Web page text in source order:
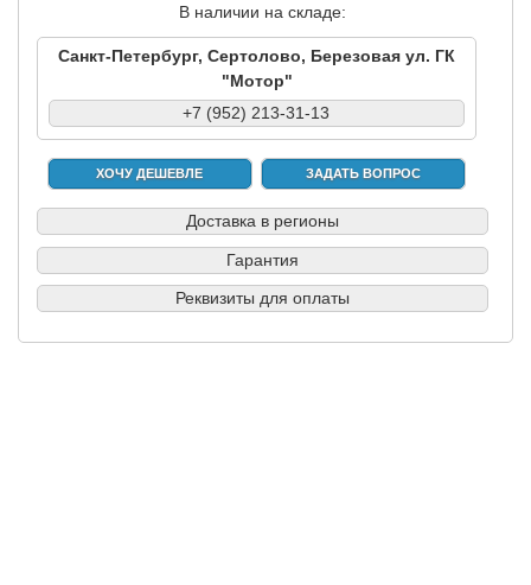
В наличии на складе:
Санкт-Петербург, Сертолово, Березовая ул. ГК
"Мотор"
+7 (952) 213-31-13
ХОЧУ ДЕШЕВЛЕ ЗАДАТЬ ВОПРОС
Доставка в регионы
Гарантия
Реквизиты для оплаты